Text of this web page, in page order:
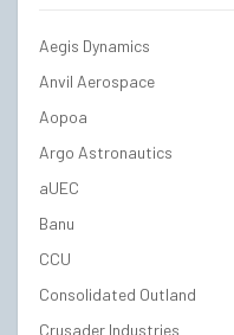
Aegis Dynamics
Anvil Aerospace
Aopoa
Argo Astronautics
aUEC
Banu
CCU
Consolidated Outland
Crusader Industries